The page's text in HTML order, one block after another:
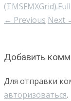
(TMSFMXGrid).
← Previous Next
Добавить
Для отправки
авторизоваться.